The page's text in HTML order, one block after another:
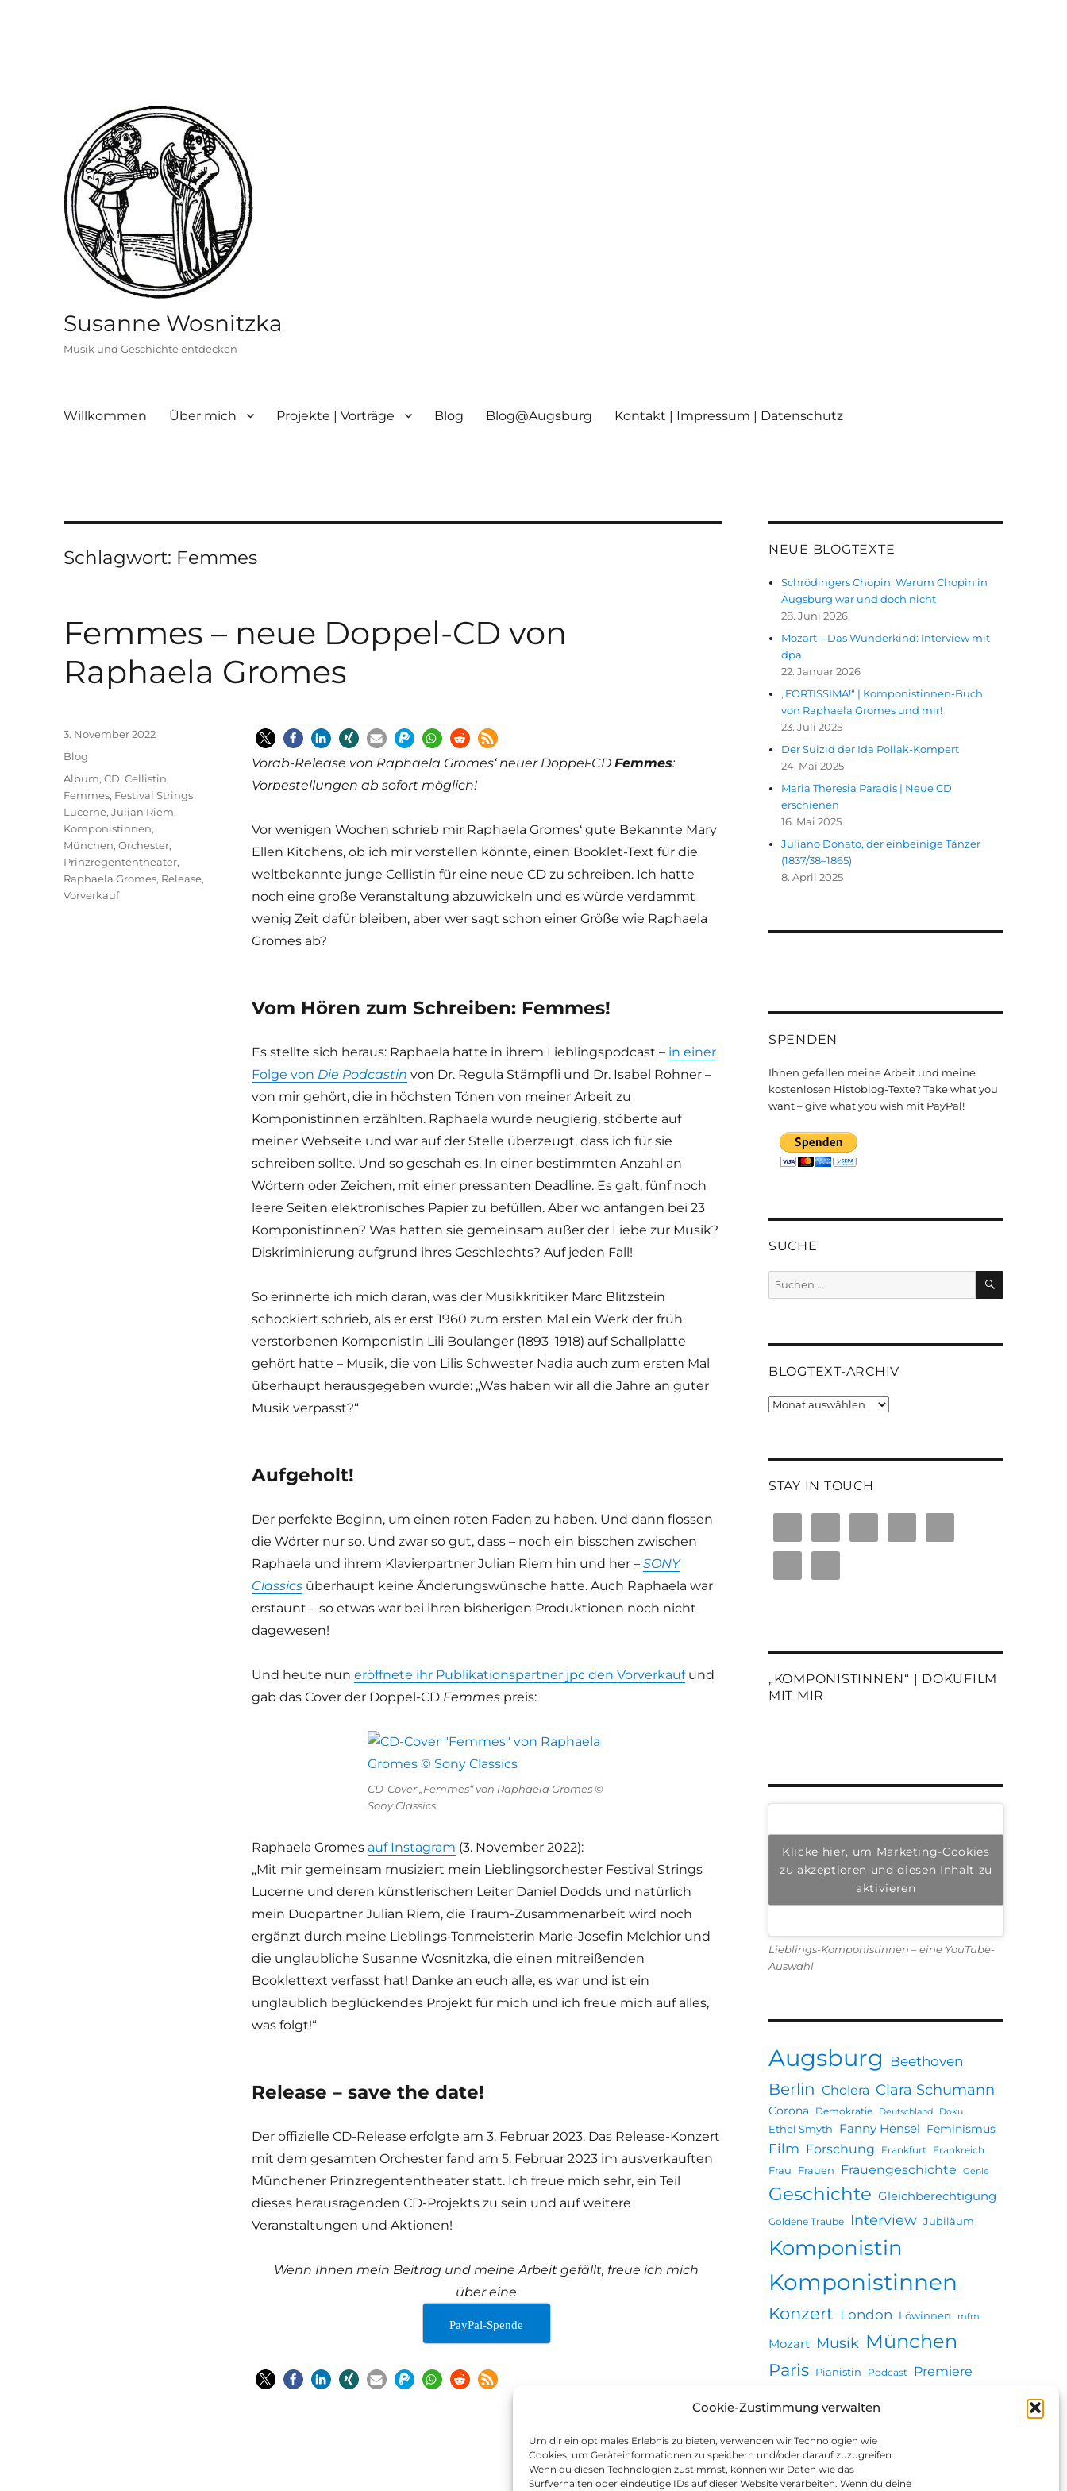
Cookie-Zustimmung verwalten
Um dir ein optimales Erlebnis zu bieten, verwenden wir Technologien wie
Cookies, um Geräteinformationen zu speichern und/oder darauf zuzugreifen.
Wenn du diesen Technologien zustimmst, können wir Daten wie das
Surfverhalten oder eindeutige IDs auf dieser Website verarbeiten. Wenn du deine
Susanne Wosnitzka
Musik und Geschichte entdecken
Willkommen Über mich Projekte | Vorträge Blog Blog@Augsburg Kontakt | Impressum | Datenschutz
Schlagwort: Femmes
Femmes – neue Doppel-CD von
Raphaela Gromes
Vorab-Release von Raphaela Gromes‘ neuer Doppel-CD Femmes:
Vorbestellungen ab sofort möglich!
Vor wenigen Wochen schrieb mir Raphaela Gromes‘ gute Bekannte Mary
Ellen Kitchens, ob ich mir vorstellen könnte, einen Booklet-Text für die
weltbekannte junge Cellistin für eine neue CD zu schreiben. Ich hatte
noch eine große Veranstaltung abzuwickeln und es würde verdammt
wenig Zeit dafür bleiben, aber wer sagt schon einer Größe wie Raphaela
Gromes ab?
Vom Hören zum Schreiben: Femmes!
Es stellte sich heraus: Raphaela hatte in ihrem Lieblingspodcast – in einer
Folge von Die Podcastin von Dr. Regula Stämpfli und Dr. Isabel Rohner –
von mir gehört, die in höchsten Tönen von meiner Arbeit zu
Komponistinnen erzählten. Raphaela wurde neugierig, stöberte auf
meiner Webseite und war auf der Stelle überzeugt, dass ich für sie
schreiben sollte. Und so geschah es. In einer bestimmten Anzahl an
Wörtern oder Zeichen, mit einer pressanten Deadline. Es galt, fünf noch
leere Seiten elektronisches Papier zu befüllen. Aber wo anfangen bei 23
Komponistinnen? Was hatten sie gemeinsam außer der Liebe zur Musik?
Diskriminierung aufgrund ihres Geschlechts? Auf jeden Fall!
So erinnerte ich mich daran, was der Musikkritiker Marc Blitzstein
schockiert schrieb, als er erst 1960 zum ersten Mal ein Werk der früh
verstorbenen Komponistin Lili Boulanger (1893–1918) auf Schallplatte
gehört hatte – Musik, die von Lilis Schwester Nadia auch zum ersten Mal
überhaupt herausgegeben wurde: „Was haben wir all die Jahre an guter
Musik verpasst?“
Aufgeholt!
Der perfekte Beginn, um einen roten Faden zu haben. Und dann flossen
die Wörter nur so. Und zwar so gut, dass – noch ein bisschen zwischen
Raphaela und ihrem Klavierpartner Julian Riem hin und her – SONY
Classicsüberhaupt keine Änderungswünsche hatte. Auch Raphaela war
erstaunt – so etwas war bei ihren bisherigen Produktionen noch nicht
dagewesen!
Und heute nun eröffnete ihr Publikationspartner jpc den Vorverkaufund
gab das Cover der Doppel-CD Femmespreis:
CD-Cover „Femmes“ von Raphaela Gromes ©
Sony Classics
Raphaela Gromes auf Instagram (3. November 2022):
„Mit mir gemeinsam musiziert mein Lieblingsorchester Festival Strings
Lucerne und deren künstlerischen Leiter Daniel Dodds und natürlich
mein Duopartner Julian Riem, die Traum-Zusammenarbeit wird noch
ergänzt durch meine Lieblings-Tonmeisterin Marie-Josefin Melchior und
die unglaubliche Susanne Wosnitzka, die einen mitreißenden
Booklettext verfasst hat! Danke an euch alle, es war und ist ein
unglaublich beglückendes Projekt für mich und ich freue mich auf alles,
was folgt!“
Release – save the date!
Der offizielle CD-Release erfolgte am 3. Februar 2023. Das Release-Konzert
mit dem gesamten Orchester fand am 5. Februar 2023 im ausverkauften
Münchener Prinzregententheater statt. Ich freue mich sehr, ein Teil
dieses herausragenden CD-Projekts zu sein und auf weitere
Veranstaltungen und Aktionen!
Wenn Ihnen mein Beitrag und meine Arbeit gefällt, freue ich mich
über eine
PayPal-Spende
Veröffentlicht
am
3. November 2022
Kategorien
Blog
Schlagwörter
Album,CD,Cellistin,
Femmes, Festival Strings
Lucerne,Julian Riem,
Komponistinnen,
München,Orchester,
Prinzregententheater,
Raphaela Gromes, Release,
Vorverkauf
NEUE BLOGTEXTE
Schrödingers Chopin: Warum Chopin in
Augsburg war und doch nicht
28. Juni 2026
Mozart – Das Wunderkind: Interview mit
dpa
22. Januar 2026
„FORTISSIMA!“ | Komponistinnen-Buch
von Raphaela Gromes und mir!
23. Juli 2025
Der Suizid der Ida Pollak-Kompert
24. Mai 2025
Maria Theresia Paradis | Neue CD
erschienen
16. Mai 2025
Juliano Donato, der einbeinige Tänzer
(1837/38–1865)
8. April 2025
SPENDEN
Ihnen gefallen meine Arbeit und meine
kostenlosen Histoblog-Texte? Take what you
want – give what you wish mit PayPal!
SUCHE
Suchen
SUCHEN
BLOGTEXT-ARCHIV
Blogtext-
STAY IN TOUCH
„KOMPONISTINNEN“ | DOKUFILM
MIT MIR
Klicke hier, um Marketing-Cookies
zu akzeptieren und diesen Inhalt zu
aktivieren
Lieblings-Komponistinnen – eine YouTube-
Auswahl
Augsburg Beethoven
Berlin Cholera Clara Schumann
Corona Demokratie Deutschland Doku
Ethel Smyth Fanny Hensel Feminismus
Film Forschung Frankfurt Frankreich
Frau Frauen Frauengeschichte Genie
Geschichte Gleichberechtigung
Goldene Traube Interview Jubiläum
Komponistin
Komponistinnen
Konzert London Löwinnen mfm
Mozart Musik München
Paris Pianistin Podcast Premiere
Stadtgeschichte
Vortrag Wien